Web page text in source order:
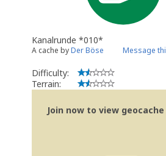
Kanalrunde *010*
A cache byDer Böse Message
Difficulty:
Terrain:
Join now to view